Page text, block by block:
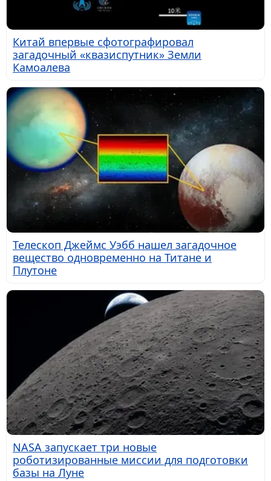
Китай впервые сфотографировал
загадочный «квазиспутник» Земли
Камоалева
Телескоп Джеймс Уэбб нашел загадочное
вещество одновременно на Титане и
Плутоне
NASA запускает три новые
роботизированные миссии для подготовки
базы на Луне